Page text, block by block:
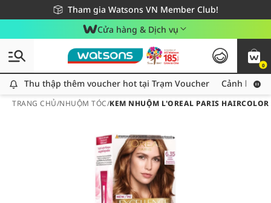
Tham gia Watsons VN Member Club!
Miễn phí giao hàng cho đơn hàng từ 249,000Đ
Giao hàng nhanh 24h - Áp dụng khu vực TP. Hồ Chí Minh
Cửa hàng & Dịch vụ
0
Thu thập thêm voucher hot tại Trạm Voucher
Thu thập thêm voucher hot tại Trạm Voucher Cảnh báo
TRANG CHỦ/NHUỘM TÓC/KEM NHUỘM L'OREAL PARIS